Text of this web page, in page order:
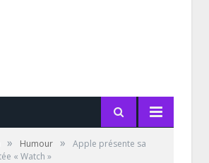
» Humour »
Apple présente sa
« Watch »